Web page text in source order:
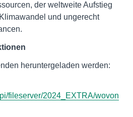
der weltweite Aufstieg
und ungerecht
heruntergeladen werden:
fileserver/2024_EXTRA/wovon